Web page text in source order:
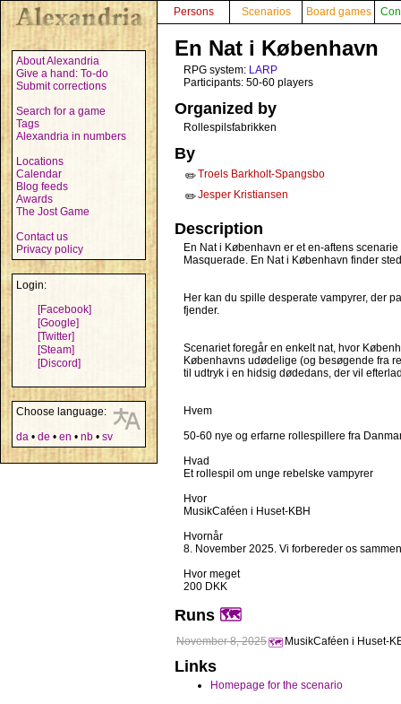
About Alexandria
Give a hand: To-do
Submit corrections
Search for a game
Tags
Alexandria in numbers
Locations
Calendar
Blog feeds
Awards
The Jost Game
Contact us
Privacy policy
Login:
[Facebook]
[Google]
[Twitter]
[Steam]
[Discord]
Choose language:
da • de • en • nb • sv
Persons Scenarios Board games
En Nat i København
RPG system: LARP
Participants: 50-60 players
Organized by
Rollespilsfabrikken
By
✏️Troels Barkholt-Spangsbo
✏️Jesper Kristiansen
Description
En Nat i København er et en-aftens
Masquerade. En Nat i København finder
Her kan du spille desperate vampyrer, der
fjender.
Scenariet foregår en enkelt nat, hvor
Københavns udødelige (og besøgende fra
til udtryk i en hidsig dødedans, der vil
Hvem
50-60 nye og erfarne rollespillere fra
Hvad
Et rollespil om unge rebelske vampyrer
Hvor
MusikCaféen i Huset-KBH
Hvornår
8. November 2025. Vi forbereder os
Hvor meget
200 DKK
Runs 🗺️
November 8, 2025 🗺️ MusikCaféen i Huset-
Links
Homepage for the scenario